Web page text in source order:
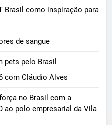
Brasil como inspiração para
de sangue
pets pelo Brasil
com Cláudio Alves
no Brasil com a
ao polo empresarial da Vila